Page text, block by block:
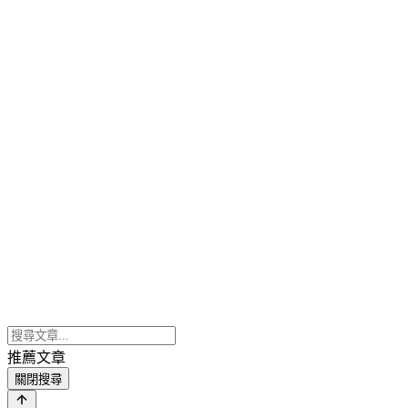
推薦文章
關閉搜尋